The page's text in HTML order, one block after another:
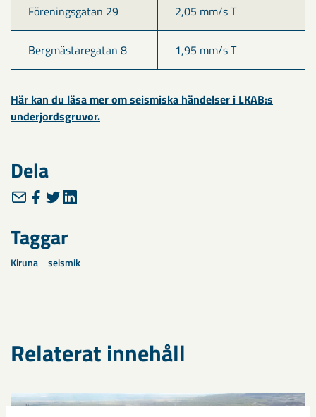
Föreningsgatan 29 2,05 mm/s T
Bergmästaregatan 8 1,95 mm/s T
Här kan du läsa mer om seismiska händelser i LKAB:s
underjordsgruvor.
Dela
Taggar
Kiruna seismik
Relaterat innehåll